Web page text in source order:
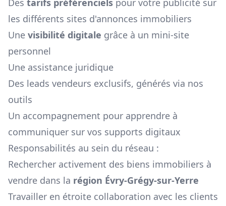
Des tarifs préférenciels pour votre publicité sur
les différents sites d'annonces immobiliers
Une visibilité digitale grâce à un mini-site
personnel
Une assistance juridique
Des leads vendeurs exclusifs, générés via nos
outils
Un accompagnement pour apprendre à
communiquer sur vos supports digitaux
Responsabilités au sein du réseau :
Rechercher activement des biens immobiliers à
vendre dans la région Évry-Grégy-sur-Yerre
Travailler en étroite collaboration avec les clients